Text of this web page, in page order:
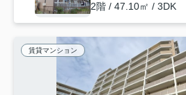
2階 / 47.10㎡ / 3DK
賃貸マンション